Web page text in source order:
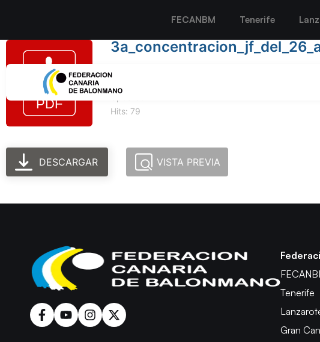
FECANBM Tenerife
Hits: 79
DESCARGAR VISTA PREVIA
Tenerife
Gran